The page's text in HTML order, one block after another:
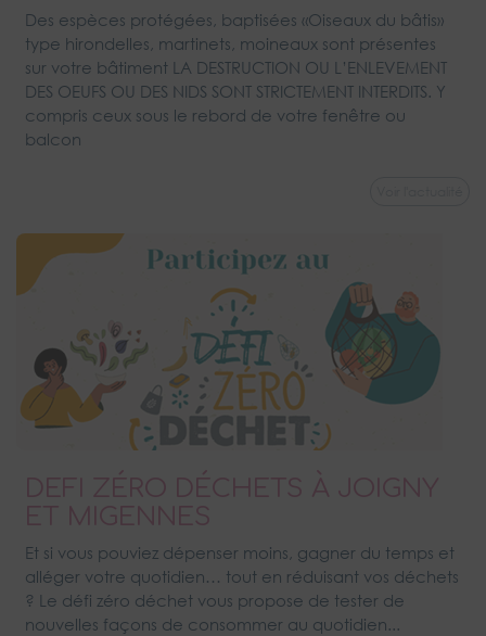
Des espèces protégées, baptisées «Oiseaux du bâtis»
type hirondelles, martinets, moineaux sont présentes
sur votre bâtiment LA DESTRUCTION OU L’ENLEVEMENT
DES OEUFS OU DES NIDS SONT STRICTEMENT INTERDITS. Y
compris ceux sous le rebord de votre fenêtre ou
balcon
DEFI ZÉRO DÉCHETS À JOIGNY
ET MIGENNES
Et si vous pouviez dépenser moins, gagner du temps et
alléger votre quotidien… tout en réduisant vos déchets
? Le défi zéro déchet vous propose de tester de
nouvelles façons de consommer au quotidien...